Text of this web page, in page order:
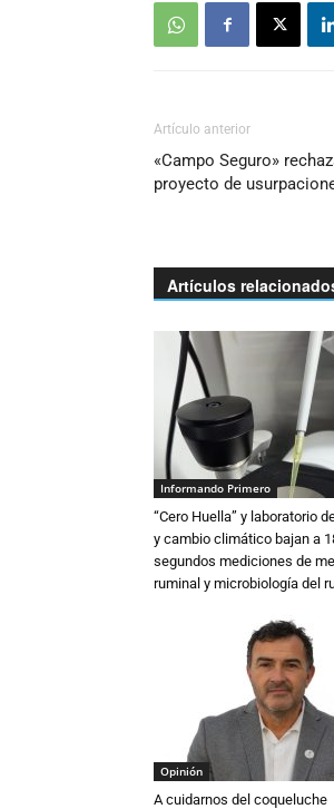
Artículo anterior
«Campo Seguro»
proyecto de
Artículos
Informando Primero
“Cero Huella” y laboratorio
y cambio climático bajan a
segundos mediciones de
ruminal y microbiología del
Opinión
A cuidarnos del coqueluche